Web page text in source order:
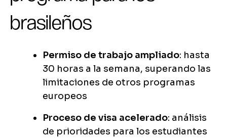
brasileños
Permiso de trabajo ampliado: hasta
30 horas a la semana, superando las
limitaciones de otros programas
europeos
Proceso de visa acelerado: análisis
de prioridades para los estudiantes